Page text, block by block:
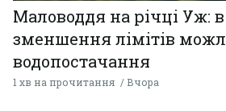
Маловоддя на річці Уж:
зменшення лімітів
водопостачання
1 хв на прочитання Вчора